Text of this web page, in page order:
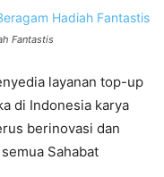
Fantastis
layanan top-up
di Indonesia karya
berinovasi dan
Sahabat